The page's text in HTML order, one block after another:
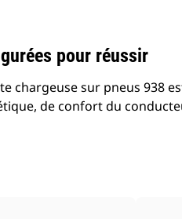
pour réussir
chargeuse sur pneus 938
de confort du